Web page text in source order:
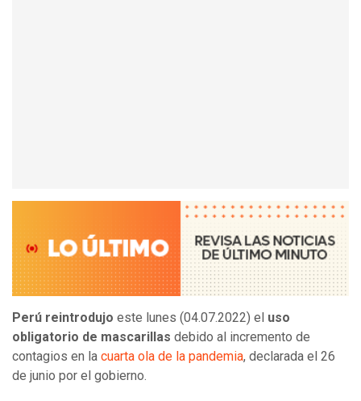
Perú reintrodujo este lunes (04.07.2022) el uso
obligatorio de mascarillas debido al incremento de
contagios en la cuarta ola de la pandemia, declarada el 26
de junio por el gobierno.